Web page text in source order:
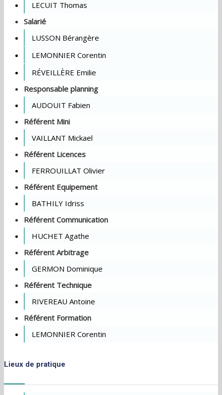
LECUIT Thomas
Salarié
LUSSON Bérangère
LEMONNIER Corentin
RÉVEILLÈRE Emilie
Responsable planning
AUDOUIT Fabien
Référent Mini
VAILLANT Mickael
Référent Licences
FERROUILLAT Olivier
Référent Equipement
BATHILY Idriss
Référent Communication
HUCHET Agathe
Référent Arbitrage
GERMON Dominique
Référent Technique
RIVEREAU Antoine
Référent Formation
LEMONNIER Corentin
Lieux de pratique